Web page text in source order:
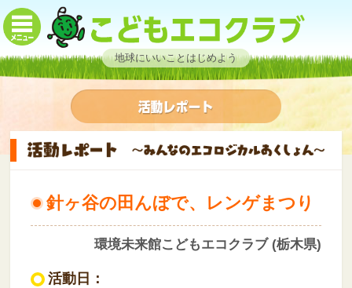
地球にいいことはじめよう
針ヶ谷の田んぼで、レンゲまつり
環境未来館こどもエコクラブ (栃木県)
活動日：